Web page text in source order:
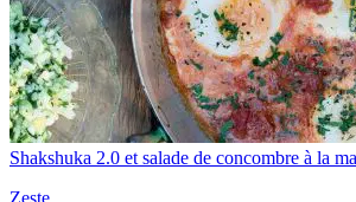
Shakshuka 2.0 et salade de concombre à la
Zeste